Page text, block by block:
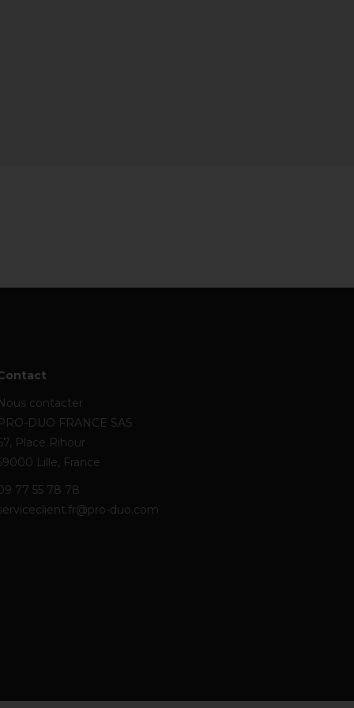
contacter
DUO FRANCE SAS
Place Rihour
Lille, France
77 55 78 78
duo.com